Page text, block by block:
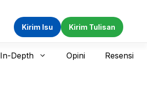
Kirim Isu Kirim Tulisan
In-Depth Opini Resensi